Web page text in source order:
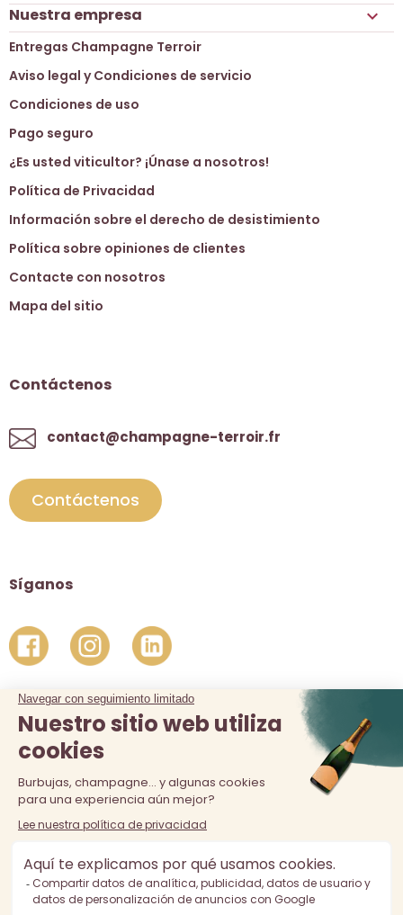
Nuestra empresa 
Entregas Champagne Terroir
Aviso legal y Condiciones de servicio
Condiciones de uso
Pago seguro
¿Es usted viticultor? ¡Únase a nosotros!
Política de Privacidad
Información sobre el derecho de desistimiento
Política sobre opiniones de clientes
Contacte con nosotros
Mapa del sitio
Contáctenos
contact@champagne-terroir.fr
Contáctenos
Síganos
La venta de alcohol está prohibida a los menores de 18 años.
El consumo excesivo de alcohol es perjudicial para la salud,